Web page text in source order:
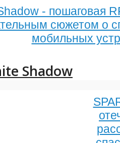
- пошаговая
сюжетом о
мобильных
Shadow